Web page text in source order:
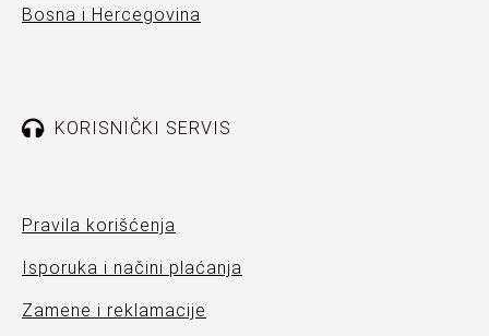
Bosna i Hercegovina
KORISNIČKI SERVIS
Pravila korišćenja
Isporuka i načini plaćanja
Zamene i reklamacije